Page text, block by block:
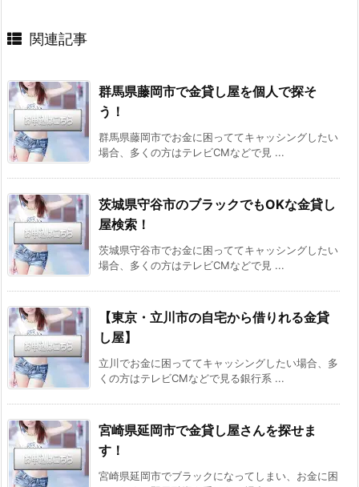
関連記事
群馬県藤岡市で金貸し屋を個人で探そ
う！
群馬県藤岡市でお金に困っててキャッシングしたい
場合、多くの方はテレビCMなどで見 ...
茨城県守谷市のブラックでもOKな金貸し
屋検索！
茨城県守谷市でお金に困っててキャッシングしたい
場合、多くの方はテレビCMなどで見 ...
【東京・立川市の自宅から借りれる金貸
し屋】
立川でお金に困っててキャッシングしたい場合、多
くの方はテレビCMなどで見る銀行系 ...
宮崎県延岡市で金貸し屋さんを探せま
す！
宮崎県延岡市でブラックになってしまい、お金に困